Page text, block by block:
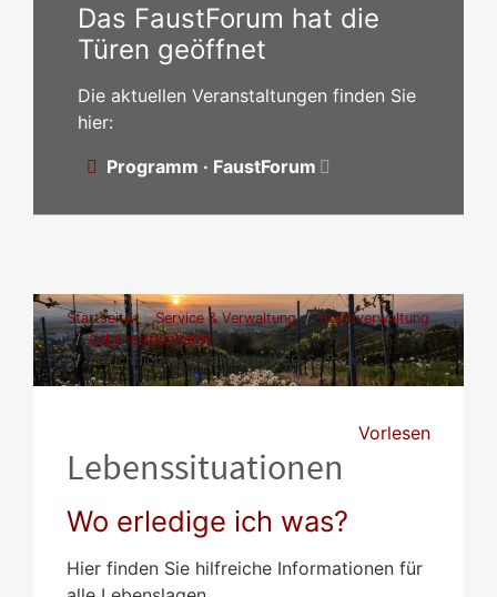
Das FaustForum hat die
Türen geöffnet
Die aktuellen Veranstaltungen finden Sie
hier:
Programm · FaustForum
Startseite Service & Verwaltung
Stadtverwaltung
Lebenssituationen
Gerichtliches Verfahren in WEG Sachen
Vorlesen
Lebenssituationen
Wo erledige ich was?
Hier finden Sie hilfreiche Informationen für